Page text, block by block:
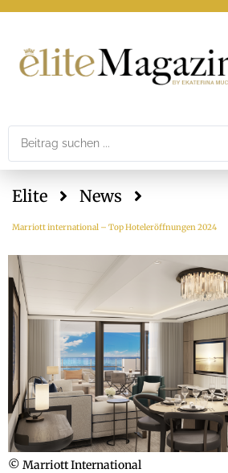
Elite News
Marriott international – Top Hoteleröffnungen 2024
© Marriott International